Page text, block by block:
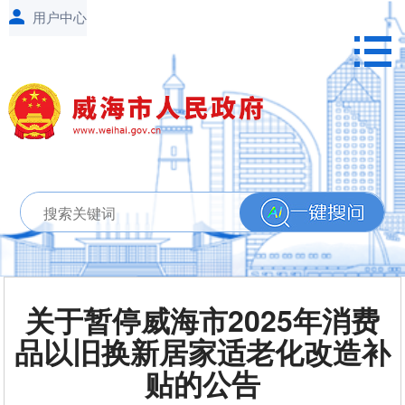
关于暂停威海市2025年消费
品以旧换新居家适老化改造补
贴的公告